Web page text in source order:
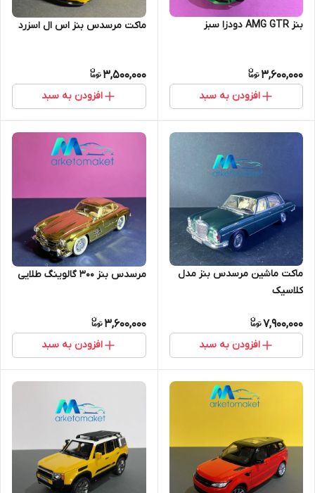
بنز AMG GTR دودزا سبز
3,600,000
افزودن به سبد
ماکت مرسدس بنز اس ال اسزرد
3,500,000
افزودن به سبد
ماکت ماشین مرسدس بنز مدل
کلاسیک
7,900,000
افزودن به سبد
مرسدس بنز ۳۰۰ گالوینگ طلایی
3,600,000
افزودن به سبد